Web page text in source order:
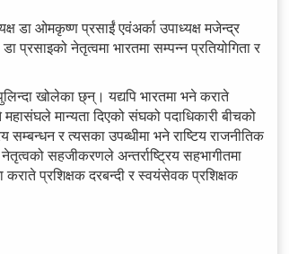
डा ओमकृष्ण प्रसाईं एवंअर्का उपाध्यक्ष मजेन्द्र
प्रसाइको नेतृत्वमा भारतमा सम्पन्न प्रतियोगिता र
खोलेका छ्न्। यद्यपि भारतमा भने कराते
मान्यता दिएको संघको पदाधिकारी बीचको
सम्बन्धन र त्यसका उपब्धीमा भने राष्टिय राजनीतिक
सहजीकरणले अन्तर्राष्ट्रिय सहभागीतमा
कराते प्रशिक्षक दरबन्दी र स्वयंसेवक प्रशिक्षक